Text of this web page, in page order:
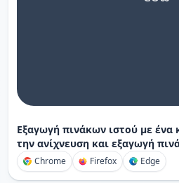
Εξαγωγή πινάκων ιστού με ένα
την ανίχνευση και εξαγωγή
Chrome Firefox Edge